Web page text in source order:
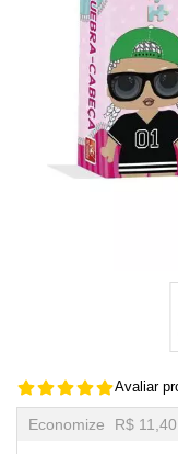
Avaliar
Economize R$ 11,40